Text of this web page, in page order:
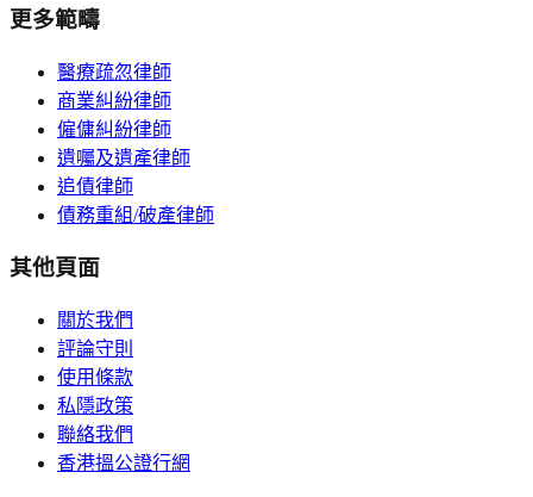
更多範疇
醫療疏忽律師
商業糾紛律師
僱傭糾紛律師
遺囑及遺產律師
追債律師
債務重組/破產律師
其他頁面
關於我們
評論守則
使用條款
私隱政策
聯絡我們
香港搵公證行網